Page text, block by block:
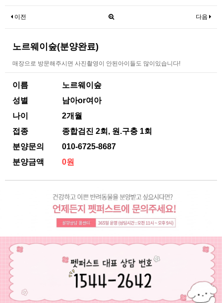
이전 다음
노르웨이숲(분양완료)
매장으로 방문해주시면 사진촬영이 안된아이들도 많이있습니다!
이름
노르웨이숲
성별
남아or여아
나이
2개월
접종
종합검진 2회, 원.구충 1회
분양문의
010-6725-8687
분양금액
0원